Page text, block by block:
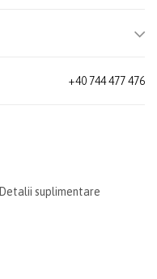
+40 744 477 476
Detalii suplimentare